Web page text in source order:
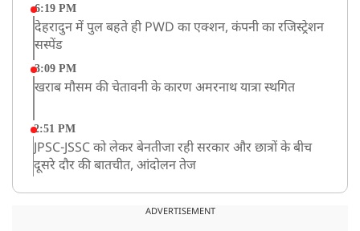
6:19 PM
देहरादुन में पुल बहते ही PWD का एक्शन, कंपनी का रजिस्ट्रेशन
सस्पेंड
3:09 PM
खराब मौसम की चेतावनी के कारण अमरनाथ यात्रा स्थगित
2:51 PM
JPSC-JSSC को लेकर बेनतीजा रही सरकार और छात्रों के बीच
दूसरे दौर की बातचीत, आंदोलन तेज
प्रयागराज पहुंचे राहुल गांधी, ‘छात्रों की गूंज’ कार्यक्रम में होंगे
ADVERTISEMENT